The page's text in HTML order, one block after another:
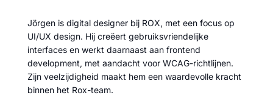
Jörgen is digital designer bij ROX, met een focus op
UI/UX design. Hij creëert gebruiksvriendelijke
interfaces en werkt daarnaast aan frontend
development, met aandacht voor WCAG-richtlijnen.
Zijn veelzijdigheid maakt hem een waardevolle kracht
binnen het Rox-team.